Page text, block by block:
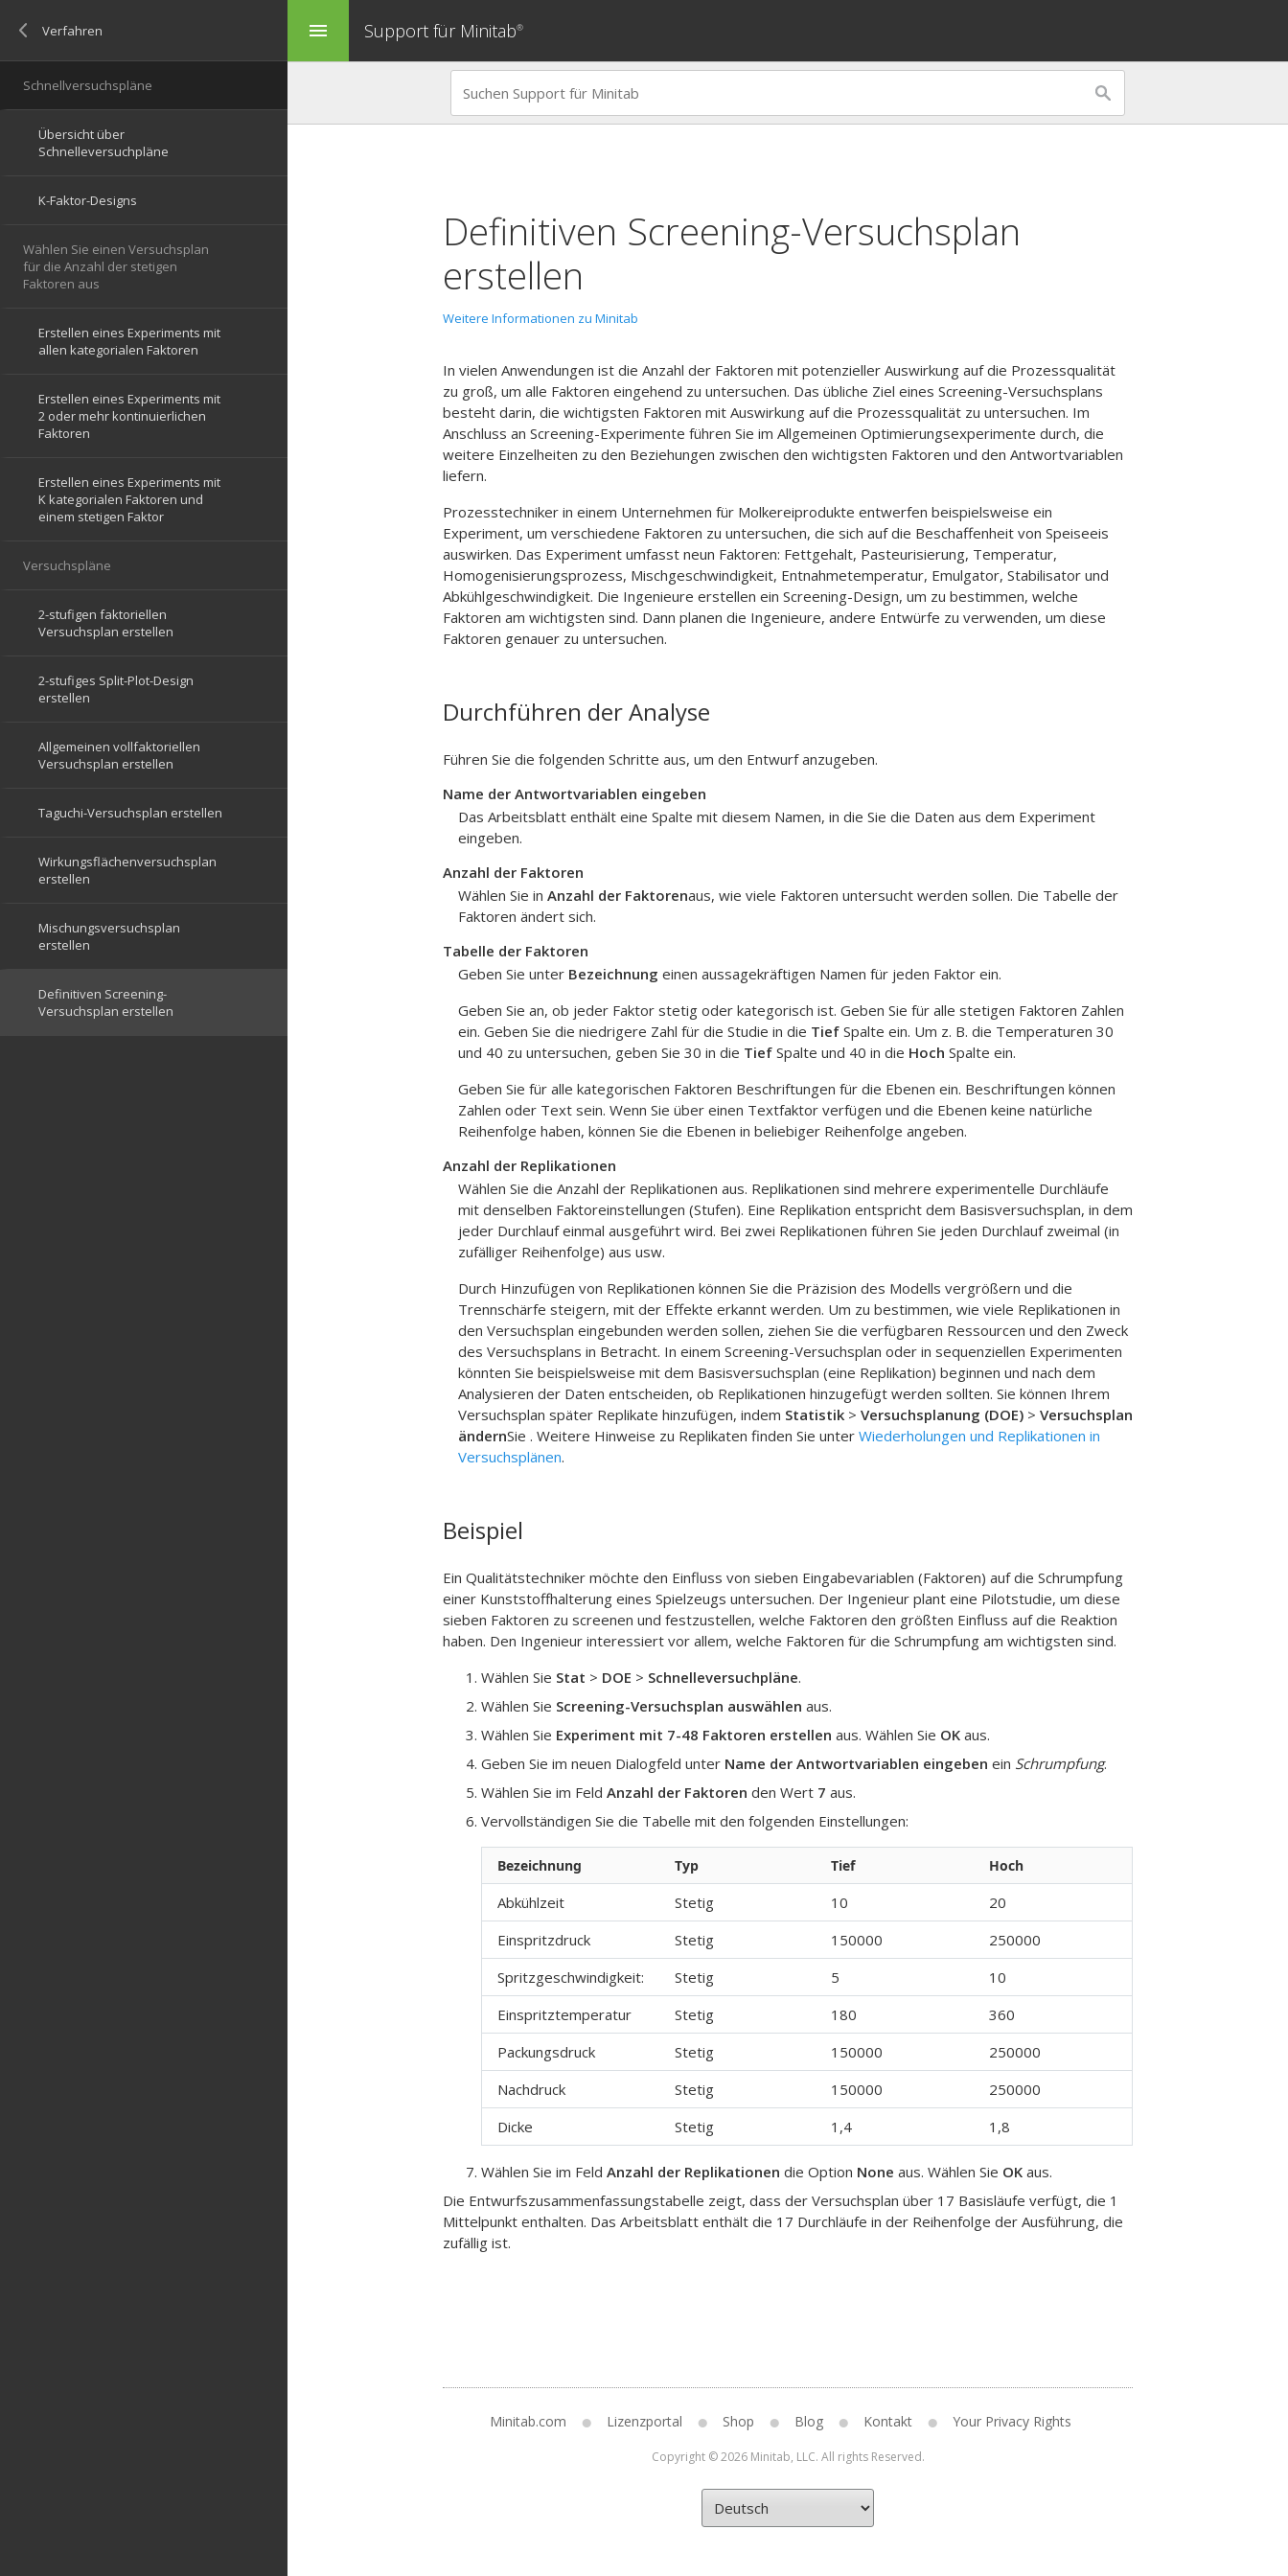
menu Support für Minitab®
Definitiven Screening-Versuchsplan
erstellen
Weitere Informationen zu Minitab
In vielen Anwendungen ist die Anzahl der Faktoren mit potenzieller Auswirkung auf die Prozessqualität
zu groß, um alle Faktoren eingehend zu untersuchen. Das übliche Ziel eines Screening-Versuchsplans
besteht darin, die wichtigsten Faktoren mit Auswirkung auf die Prozessqualität zu untersuchen. Im
Anschluss an Screening-Experimente führen Sie im Allgemeinen Optimierungsexperimente durch, die
weitere Einzelheiten zu den Beziehungen zwischen den wichtigsten Faktoren und den Antwortvariablen
liefern.
Prozesstechniker in einem Unternehmen für Molkereiprodukte entwerfen beispielsweise ein
Experiment, um verschiedene Faktoren zu untersuchen, die sich auf die Beschaffenheit von Speiseeis
auswirken. Das Experiment umfasst neun Faktoren: Fettgehalt, Pasteurisierung, Temperatur,
Homogenisierungsprozess, Mischgeschwindigkeit, Entnahmetemperatur, Emulgator, Stabilisator und
Abkühlgeschwindigkeit. Die Ingenieure erstellen ein Screening-Design, um zu bestimmen, welche
Faktoren am wichtigsten sind. Dann planen die Ingenieure, andere Entwürfe zu verwenden, um diese
Faktoren genauer zu untersuchen.
Durchführen der Analyse
Führen Sie die folgenden Schritte aus, um den Entwurf anzugeben.
Name der Antwortvariablen eingeben
Das Arbeitsblatt enthält eine Spalte mit diesem Namen, in die Sie die Daten aus dem Experiment
eingeben.
Anzahl der Faktoren
Wählen Sie in Anzahl der Faktorenaus, wie viele Faktoren untersucht werden sollen. Die Tabelle der
Faktoren ändert sich.
Tabelle der Faktoren
Geben Sie unter Bezeichnung einen aussagekräftigen Namen für jeden Faktor ein.
Geben Sie an, ob jeder Faktor stetig oder kategorisch ist. Geben Sie für alle stetigen Faktoren Zahlen
ein. Geben Sie die niedrigere Zahl für die Studie in die Tief Spalte ein. Um z. B. die Temperaturen 30
und 40 zu untersuchen, geben Sie 30 in die Tief Spalte und 40 in die Hoch Spalte ein.
Geben Sie für alle kategorischen Faktoren Beschriftungen für die Ebenen ein. Beschriftungen können
Zahlen oder Text sein. Wenn Sie über einen Textfaktor verfügen und die Ebenen keine natürliche
Reihenfolge haben, können Sie die Ebenen in beliebiger Reihenfolge angeben.
Anzahl der Replikationen
Wählen Sie die Anzahl der Replikationen aus. Replikationen sind mehrere experimentelle Durchläufe
mit denselben Faktoreinstellungen (Stufen). Eine Replikation entspricht dem Basisversuchsplan, in dem
jeder Durchlauf einmal ausgeführt wird. Bei zwei Replikationen führen Sie jeden Durchlauf zweimal (in
zufälliger Reihenfolge) aus usw.
Durch Hinzufügen von Replikationen können Sie die Präzision des Modells vergrößern und die
Trennschärfe steigern, mit der Effekte erkannt werden. Um zu bestimmen, wie viele Replikationen in
den Versuchsplan eingebunden werden sollen, ziehen Sie die verfügbaren Ressourcen und den Zweck
des Versuchsplans in Betracht. In einem Screening-Versuchsplan oder in sequenziellen Experimenten
könnten Sie beispielsweise mit dem Basisversuchsplan (eine Replikation) beginnen und nach dem
Analysieren der Daten entscheiden, ob Replikationen hinzugefügt werden sollten. Sie können Ihrem
Versuchsplan später Replikate hinzufügen, indem Statistik > Versuchsplanung (DOE) > Versuchsplan
ändernSie . Weitere Hinweise zu Replikaten finden Sie unter Wiederholungen und Replikationen in
Versuchsplänen.
Beispiel
Ein Qualitätstechniker möchte den Einfluss von sieben Eingabevariablen (Faktoren) auf die Schrumpfung
einer Kunststoffhalterung eines Spielzeugs untersuchen. Der Ingenieur plant eine Pilotstudie, um diese
sieben Faktoren zu screenen und festzustellen, welche Faktoren den größten Einfluss auf die Reaktion
haben. Den Ingenieur interessiert vor allem, welche Faktoren für die Schrumpfung am wichtigsten sind.
Wählen Sie Stat > DOE > Schnelleversuchpläne.
Wählen Sie Screening-Versuchsplan auswählen aus.
Wählen Sie Experiment mit 7-48 Faktoren erstellen aus. Wählen Sie OK aus.
Geben Sie im neuen Dialogfeld unter Name der Antwortvariablen eingeben ein Schrumpfung.
Wählen Sie im Feld Anzahl der Faktoren den Wert 7 aus.
Vervollständigen Sie die Tabelle mit den folgenden Einstellungen:
Bezeichnung Typ Tief Hoch
Abkühlzeit Stetig 10
20
Einspritzdruck
Stetig 150000
250000
Spritzgeschwindigkeit:
Stetig 5
10
Einspritztemperatur
Stetig 180
360
Packungsdruck
Stetig 150000
250000
Nachdruck
Stetig 150000
250000
Dicke
Stetig 1,4 1,8
Wählen Sie im Feld Anzahl der Replikationen die Option None aus. Wählen Sie OK aus.
Die Entwurfszusammenfassungstabelle zeigt, dass der Versuchsplan über 17 Basisläufe verfügt, die 1
Mittelpunkt enthalten. Das Arbeitsblatt enthält die 17 Durchläufe in der Reihenfolge der Ausführung, die
zufällig ist.
Minitab.com Lizenzportal Shop Blog Kontakt Your Privacy Rights
Copyright © 2026 Minitab, LLC. All rights Reserved.